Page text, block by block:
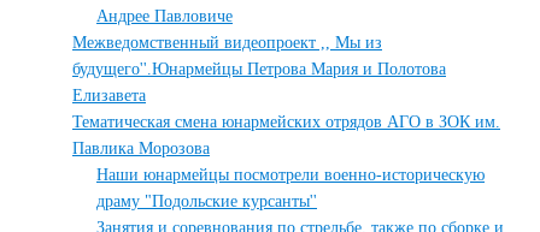
Андрее Павловиче
Межведомственный видеопроект ,, Мы из
будущего''.Юнармейцы Петрова Мария и Полотова
Елизавета
Тематическая смена юнармейских отрядов АГО в ЗОК им.
Павлика Морозова
Наши юнармейцы посмотрели военно-историческую
драму "Подольские курсанты''
Занятия и соревнования по стрельбе, также по сборке и